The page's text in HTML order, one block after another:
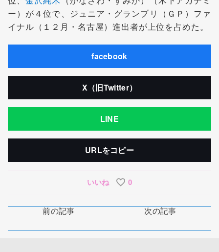
ー）が４位で、ジュニア・グランプリ（ＧＰ）ファ
イナル（１２月・名古屋）進出者が上位を占めた。
facebook
X（旧Twitter）
LINE
URLをコピー
いいね 0
前の記事 次の記事